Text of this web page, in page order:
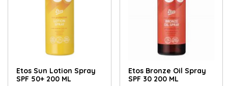
Etos Sun Lotion Spray
SPF 50+ 200 ML
Etos Bronze Oil Spray
SPF 30 200 ML